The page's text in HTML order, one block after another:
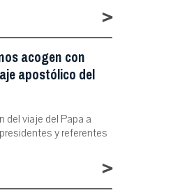
>
acogen con
apostólico del
del viaje del Papa a
y referentes
>